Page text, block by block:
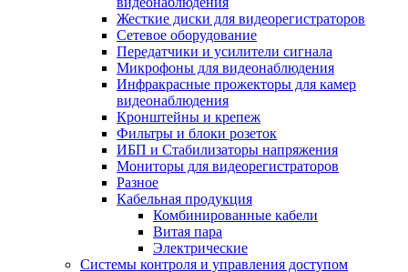
Жесткие диски для видеорегистраторов
Сетевое оборудование
Передатчики и усилители сигнала
Микрофоны для видеонаблюдения
Инфракрасные прожекторы для камер
видеонаблюдения
Кронштейны и крепеж
Фильтры и блоки розеток
ИБП и Стабилизаторы напряжения
Мониторы для видеорегистраторов
Разное
Кабельная продукция
Комбинированные кабели
Витая пара
Электрические
Системы контроля и управления доступом